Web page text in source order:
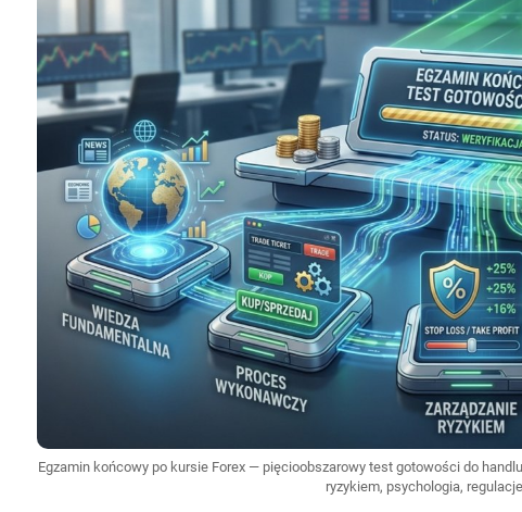
Egzamin końcowy po kursie Forex — pięcioobszarowy test gotowości do
ryzykiem, psychologia,